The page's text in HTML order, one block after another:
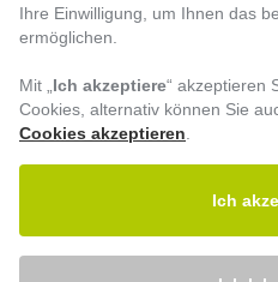
BESUCHEN SIE UNS
Ihre Einwilligung, um Ihnen das
ermöglichen.
Mit „ Ich akzeptiere“ akzeptieren
Cookies, alternativ können Sie
Cookies akzeptieren
Ich